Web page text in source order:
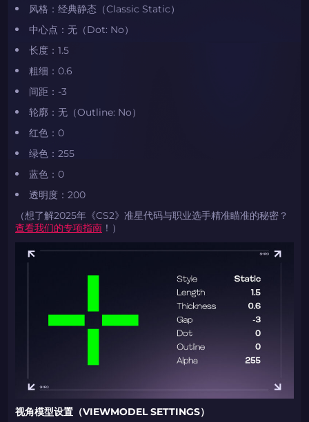
​​风格​​：经典静态（Classic Static）
​​中心点​​：无（Dot: No）
​​长度​​：1.5
​​粗细​​：0.6
​​间距​​：-3
​​轮廓​​：无（Outline: No）
​​红色​​：0
​​绿色​​：255
​​蓝色​​：0
​​透明度​​：200
（想了解2025年《CS2》准星代码与职业选手精准瞄准的秘密？
查看我们的专项指南 ！）
视角模型设置（VIEWMODEL SETTINGS）